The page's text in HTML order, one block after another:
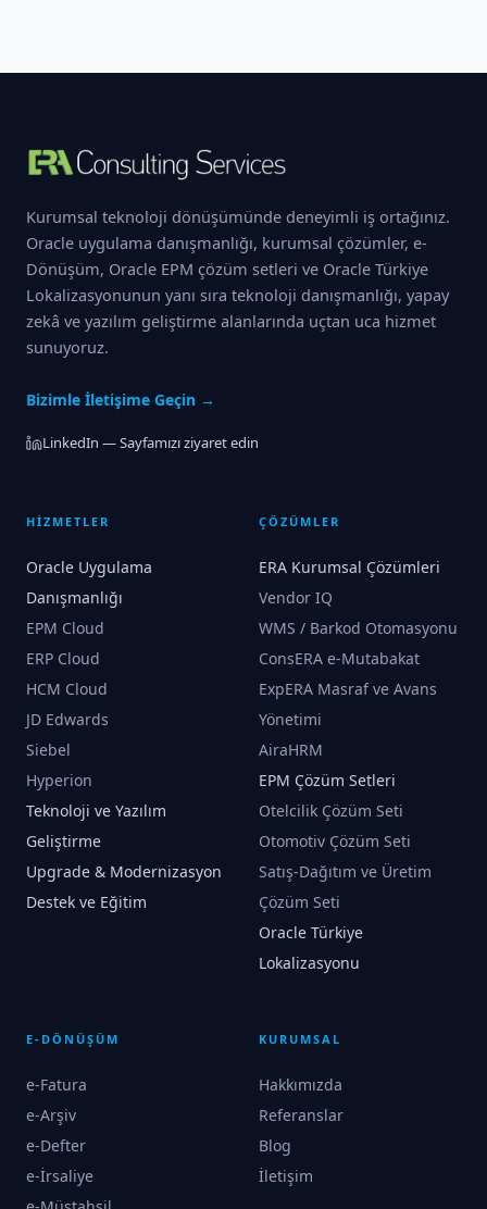
Kurumsal teknoloji dönüşümünde deneyimli iş ortağınız.
Oracle uygulama danışmanlığı, kurumsal çözümler, e-
Dönüşüm, Oracle EPM çözüm setleri ve Oracle Türkiye
Lokalizasyonunun yanı sıra teknoloji danışmanlığı, yapay
zekâ ve yazılım geliştirme alanlarında uçtan uca hizmet
sunuyoruz.
Bizimle İletişime Geçin →
LinkedIn — Sayfamızı ziyaret edin
HİZMETLER
Oracle Uygulama
Danışmanlığı
EPM Cloud
ERP Cloud
HCM Cloud
JD Edwards
Siebel
Hyperion
Teknoloji ve Yazılım
Geliştirme
Upgrade & Modernizasyon
Destek ve Eğitim
ÇÖZÜMLER
ERA Kurumsal Çözümleri
Vendor IQ
WMS / Barkod Otomasyonu
ConsERA e-Mutabakat
ExpERA Masraf ve Avans
Yönetimi
AiraHRM
EPM Çözüm Setleri
Otelcilik Çözüm Seti
Otomotiv Çözüm Seti
Satış-Dağıtım ve Üretim
Çözüm Seti
Oracle Türkiye
Lokalizasyonu
E-DÖNÜŞÜM
e-Fatura
e-Arşiv
e-Defter
e-İrsaliye
KURUMSAL
Hakkımızda
Referanslar
Blog
İletişim